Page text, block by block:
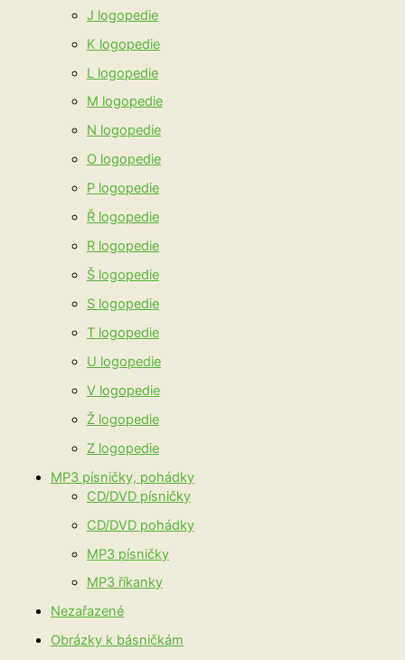
J logopedie
K logopedie
L logopedie
M logopedie
N logopedie
O logopedie
P logopedie
Ř logopedie
R logopedie
Š logopedie
S logopedie
T logopedie
U logopedie
V logopedie
Ž logopedie
Z logopedie
MP3 písničky, pohádky
CD/DVD písničky
CD/DVD pohádky
MP3 písničky
MP3 říkanky
Nezařazené
Obrázky k básničkám